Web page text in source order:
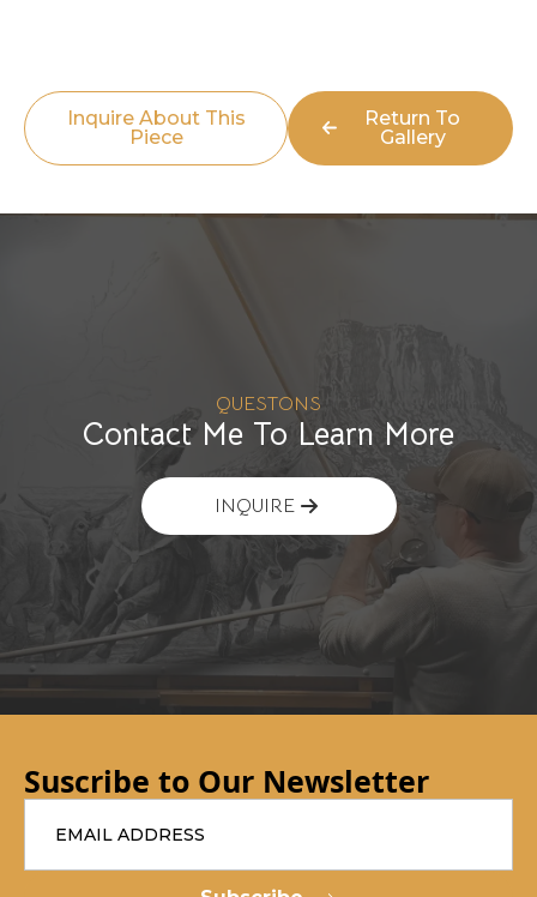
Inquire About This
Piece
Return To
Gallery
QUESTONS
Contact Me To Learn More
INQUIRE
Suscribe to Our Newsletter
Email